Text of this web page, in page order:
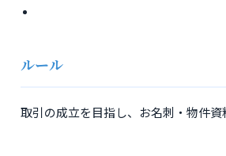
ルール
取引の成立を目指し、お名刺・物件資